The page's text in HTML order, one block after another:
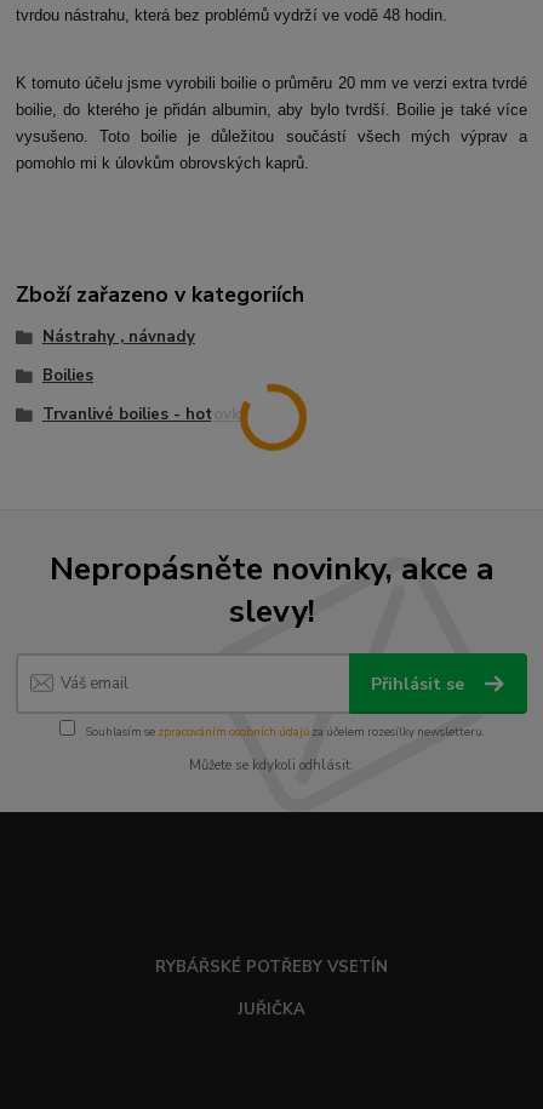
tvrdou nástrahu, která bez problémů vydrží ve vodě 48 hodin.
K tomuto účelu jsme vyrobili boilie o průměru 20 mm ve verzi extra tvrdé
boilie, do kterého je přidán albumin, aby bylo tvrdší. Boilie je také více
vysušeno. Toto boilie je důležitou součástí všech mých výprav a
pomohlo mi k úlovkům obrovských kaprů.
Zboží zařazeno v kategoriích
Nástrahy , návnady
Boilies
Trvanlivé boilies - hotovky
Nepropásněte novinky, akce a
slevy!
Přihlásit se
Souhlasím se zpracováním osobních údajůza účelem rozesílky newsletteru.
Můžete se kdykoli odhlásit.
RYBÁŘSKÉ POTŘEBY VSETÍN
JUŘIČKA